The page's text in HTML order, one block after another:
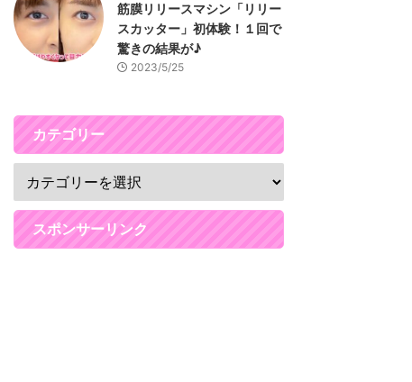
筋膜リリースマシン「リリー
スカッター」初体験！１回で
驚きの結果が♪
2023/5/25
カテゴリー
スポンサーリンク